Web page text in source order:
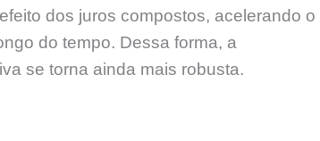
dos juros compostos, acelerando o
do tempo. Dessa forma, a
se torna ainda mais robusta.